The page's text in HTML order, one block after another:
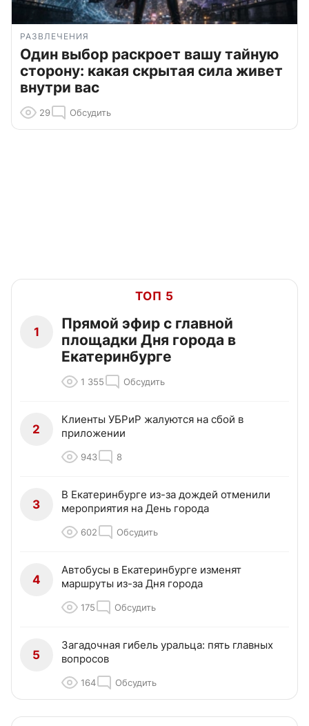
РАЗВЛЕЧЕНИЯ
Один выбор раскроет вашу тайную
сторону: какая скрытая сила живет
внутри вас
29 Обсудить
ТОП 5
1
Прямой эфир с главной
площадки Дня города в
Екатеринбурге
1 355 Обсудить
2
Клиенты УБРиР жалуются на сбой в
приложении
943 8
3
В Екатеринбурге из-за дождей отменили
мероприятия на День города
602 Обсудить
4
Автобусы в Екатеринбурге изменят
маршруты из-за Дня города
175 Обсудить
5
Загадочная гибель уральца: пять главных
вопросов
164 Обсудить